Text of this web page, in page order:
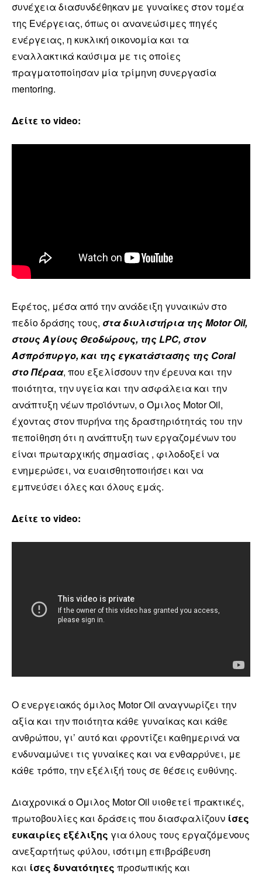
συνέχεια διασυνδέθηκαν με γυναίκες στον τομέα
της Ενέργειας, όπως οι ανανεώσιμες πηγές
ενέργειας, η κυκλική οικονομία και τα
εναλλακτικά καύσιμα με τις οποίες
πραγματοποίησαν μία τρίμηνη συνεργασία
mentoring.
Δείτε το video:
Εφέτος, μέσα από την ανάδειξη γυναικών στο
πεδίο δράσης τους, στα διυλιστήρια της Motor Oil,
στους Αγίους Θεοδώρους, της LPC, στον
Ασπρόπυργο, και της εγκατάστασης της Coral
στο Πέραα, που εξελίσσουν την έρευνα και την
ποιότητα, την υγεία και την ασφάλεια και την
ανάπτυξη νέων προϊόντων, ο Όμιλος Motor Oil,
έχοντας στον πυρήνα της δραστηριότητάς του την
πεποίθηση ότι η ανάπτυξη των εργαζομένων του
είναι πρωταρχικής σημασίας , φιλοδοξεί να
ενημερώσει, να ευαισθητοποιήσει και να
εμπνεύσει όλες και όλους εμάς.
Δείτε το video:
Ο ενεργειακός όμιλος Motor Oil αναγνωρίζει την
αξία και την ποιότητα κάθε γυναίκας και κάθε
ανθρώπου, γι’ αυτό και φροντίζει καθημερινά να
ενδυναμώνει τις γυναίκες και να ενθαρρύνει, με
κάθε τρόπο, την εξέλιξή τους σε θέσεις ευθύνης.
Διαχρονικά ο Όμιλος Motor Oil υιοθετεί πρακτικές,
πρωτοβουλίες και δράσεις που διασφαλίζουν ίσες
ευκαιρίες εξέλιξης για όλους τους εργαζόμενους
ανεξαρτήτως φύλου, ισότιμη επιβράβευση
και ίσες δυνατότητες προσωπικής και